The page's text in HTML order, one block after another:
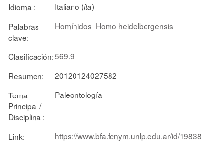
Idioma : Italiano (ita)
Palabras
clave:
Homínidos Homo heidelbergensis
Clasificación:569.9
Resumen:
20120124027582
Tema
Principal /
Disciplina :
Paleontología
Link: https://www.bfa.fcnym.unlp.edu.ar/id/19838